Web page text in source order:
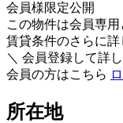
会員様限定公開
この物件は会員専
賃貸条件のさらに詳
＼ 会員登録して詳
会員の方はこちら
所在地